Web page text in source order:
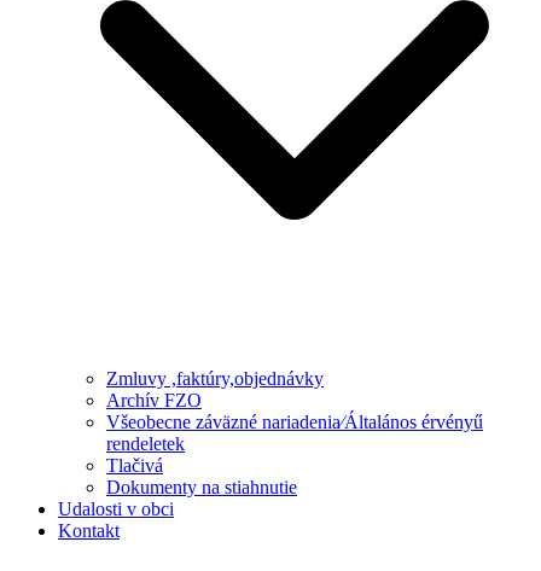
Zmluvy ,faktúry,objednávky
Archív FZO
Všeobecne záväzné nariadenia⁄Általános érvényű
rendeletek
Tlačivá
Dokumenty na stiahnutie
Udalosti v obci
Kontakt